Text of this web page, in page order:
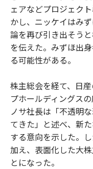
ェアなどプロジェク
かし、ニッケイはみ
論を再び引き出そう
を伝えた。みずほ出
る可能性がある。
株主総会を経て、日
プホールディングス
ノサ社長は「不透明
てきた」と述べ、新
する意向を示した。
加え、表面化した大
とになった。